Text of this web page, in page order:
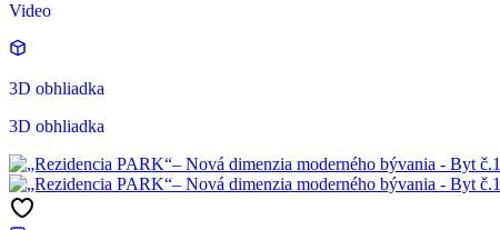
Video
3D obhliadka
3D obhliadka